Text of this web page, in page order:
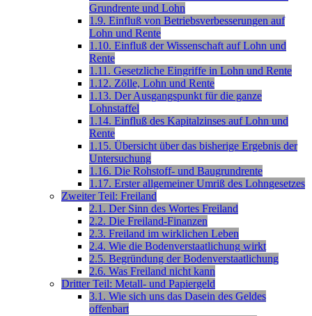
Grundrente und Lohn
1.9. Einfluß von Betriebsverbesserungen auf
Lohn und Rente
1.10. Einfluß der Wissenschaft auf Lohn und
Rente
1.11. Gesetzliche Eingriffe in Lohn und Rente
1.12. Zölle, Lohn und Rente
1.13. Der Ausgangspunkt für die ganze
Lohnstaffel
1.14. Einfluß des Kapitalzinses auf Lohn und
Rente
1.15. Übersicht über das bisherige Ergebnis der
Untersuchung
1.16. Die Rohstoff- und Baugrundrente
1.17. Erster allgemeiner Umriß des Lohngesetzes
Zweiter Teil: Freiland
2.1. Der Sinn des Wortes Freiland
2.2. Die Freiland-Finanzen
2.3. Freiland im wirklichen Leben
2.4. Wie die Bodenverstaatlichung wirkt
2.5. Begründung der Bodenverstaatlichung
2.6. Was Freiland nicht kann
Dritter Teil: Metall- und Papiergeld
3.1. Wie sich uns das Dasein des Geldes
offenbart